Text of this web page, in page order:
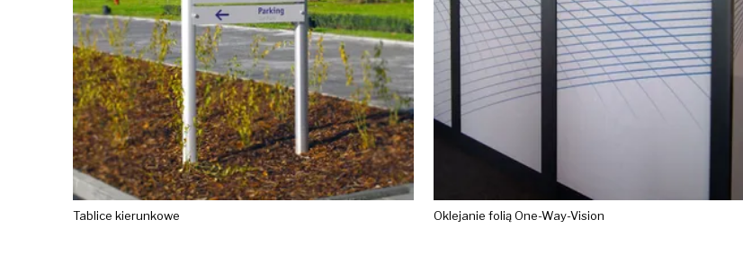
Tablice kierunkowe Oklejanie folią One-Way-Vision